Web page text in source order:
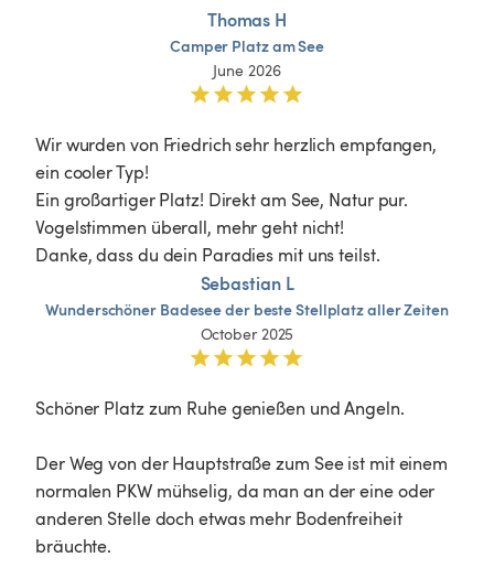
Thomas H
Camper PlatzamSee
June 2026
Wir wurden von Friedrich sehr herzlich empfangen,
ein cooler Typ!
Ein großartiger Platz! Direkt am See, Natur pur.
Vogelstimmen überall, mehr geht nicht!
Danke, dass du dein Paradies mit uns teilst.
Sebastian L
Wunderschöner Badeseeder besteStellplatzallerZeiten
October 2025
Schöner Platz zum Ruhe genießen und Angeln.
Der Weg von der Hauptstraße zum See ist mit einem
normalen PKW mühselig, da man an der eine oder
anderen Stelle doch etwas mehr Bodenfreiheit
bräuchte.